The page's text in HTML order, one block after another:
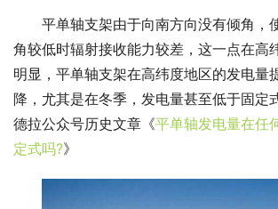
平单轴支架由于向南方向没有倾角，
角较低时辐射接收能力较差，这一点在高
明显，平单轴支架在高纬度地区的发电量
降，尤其是在冬季，发电量甚至低于固定
德拉公众号历史文章《平单轴发电量在任
定式吗?》